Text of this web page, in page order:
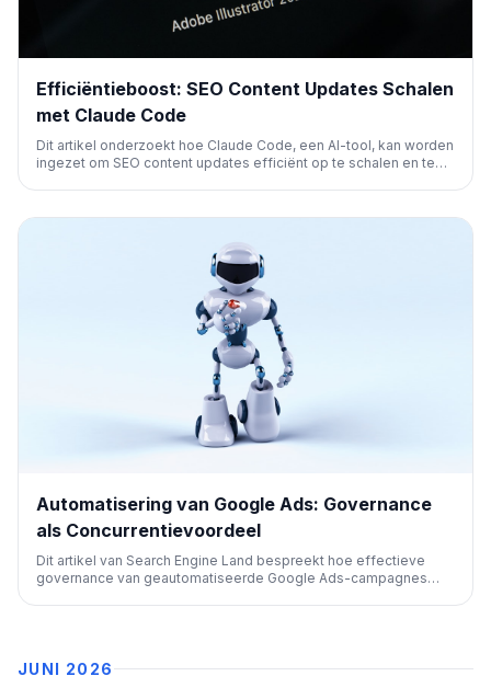
Efficiëntieboost: SEO Content Updates Schalen
met Claude Code
Dit artikel onderzoekt hoe Claude Code, een AI-tool, kan worden
ingezet om SEO content updates efficiënt op te schalen en te
verkeer te verbeteren.
Automatisering van Google Ads: Governance
als Concurrentievoordeel
Dit artikel van Search Engine Land bespreekt hoe effectieve
governance van geautomatiseerde Google Ads-campagnes
JUNI 2026